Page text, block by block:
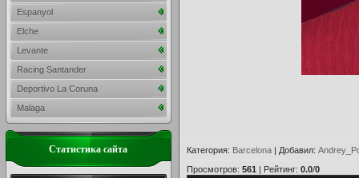
Категория: Barcelona | Добавил:
Просмотров: 561 | Рейтинг: 0.0/0
Espanyol
Elche
Levante
Racing Santander
Deportivo La Coruna
Malaga
Статистика сайта